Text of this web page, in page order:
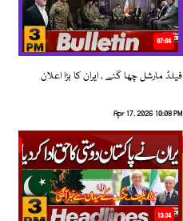
07:04
فیلڈ مارشل چھا گئے ، ایران کا بڑا اعلان
Apr 17, 2026 10:08 PM
13:34